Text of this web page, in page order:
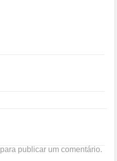
para publicar um comentário.